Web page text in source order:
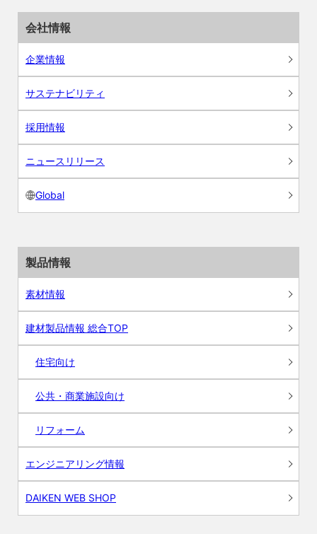
会社情報
企業情報
サステナビリティ
採用情報
ニュースリリース
Global
製品情報
素材情報
建材製品情報 総合TOP
住宅向け
公共・商業施設向け
リフォーム
エンジニアリング情報
DAIKEN WEB SHOP